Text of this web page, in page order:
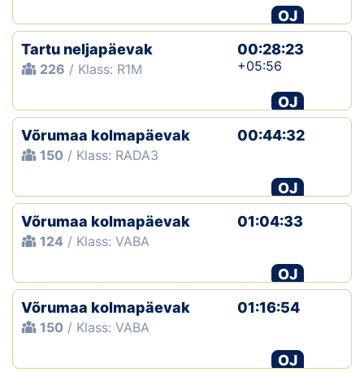
OJ
Tartu neljapäevak
226 / Klass: R1M
00:28:23
+05:56
OJ
Võrumaa kolmapäevak
150 / Klass: RADA3
00:44:32
OJ
Võrumaa kolmapäevak
124 / Klass: VABA
01:04:33
OJ
Võrumaa kolmapäevak
150 / Klass: VABA
01:16:54
OJ